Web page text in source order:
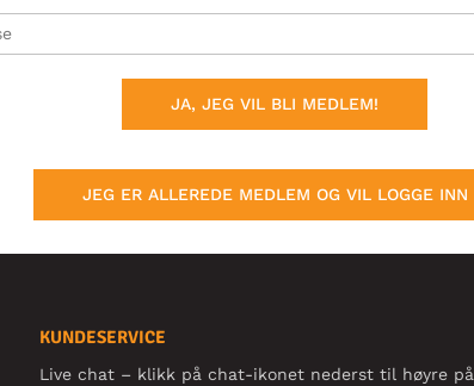
JA, JEG VIL BLI MEDLEM!
JEG ER ALLEREDE MEDLEM OG VIL LOGGE INN
KUNDESERVICE
Live chat – klikk på chat-ikonet nederst til høyre på